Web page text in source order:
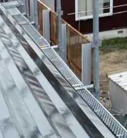
現地診断見積もり（無料）
無料点検
施工パートナー募集
総合お問い合わせ
法に基づく表記